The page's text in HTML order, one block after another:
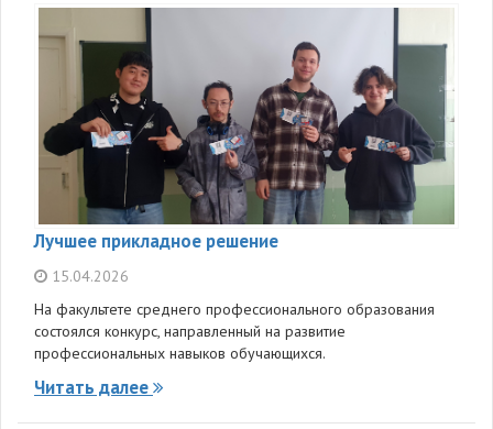
Лучшее прикладное решение
15.04.2026
На факультете среднего профессионального образования
состоялся конкурс, направленный на развитие
профессиональных навыков обучающихся.
Читать далее